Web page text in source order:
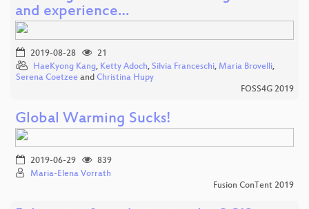
and experience…
2019-08-28
21
HaeKyong Kang, Ketty Adoch, Silvia Franceschi, Maria Brovelli,
Serena Coetzee and Christina Hupy
FOSS4G 2019
Global Warming Sucks!
2019-06-29
839
Maria-Elena Vorrath
Fusion ConTent 2019